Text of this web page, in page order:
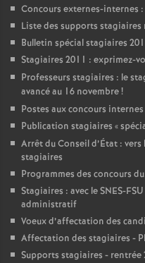
Concours externes-internes
Liste des supports stagiaires
Bulletin spécial stagiaires
Stagiaires 2011 : exprimez-
Professeurs stagiaires : le
avancé au 16 novembre!
Postes aux concours
Publication stagiaires «
Arrêt du Conseil d’État :
stagiaires
Programmes des concours
Stagiaires : avec le SNES-
administratif
Voeux d’affectation des
Affectation des stagiaires -
Supports stagiaires - rentrée